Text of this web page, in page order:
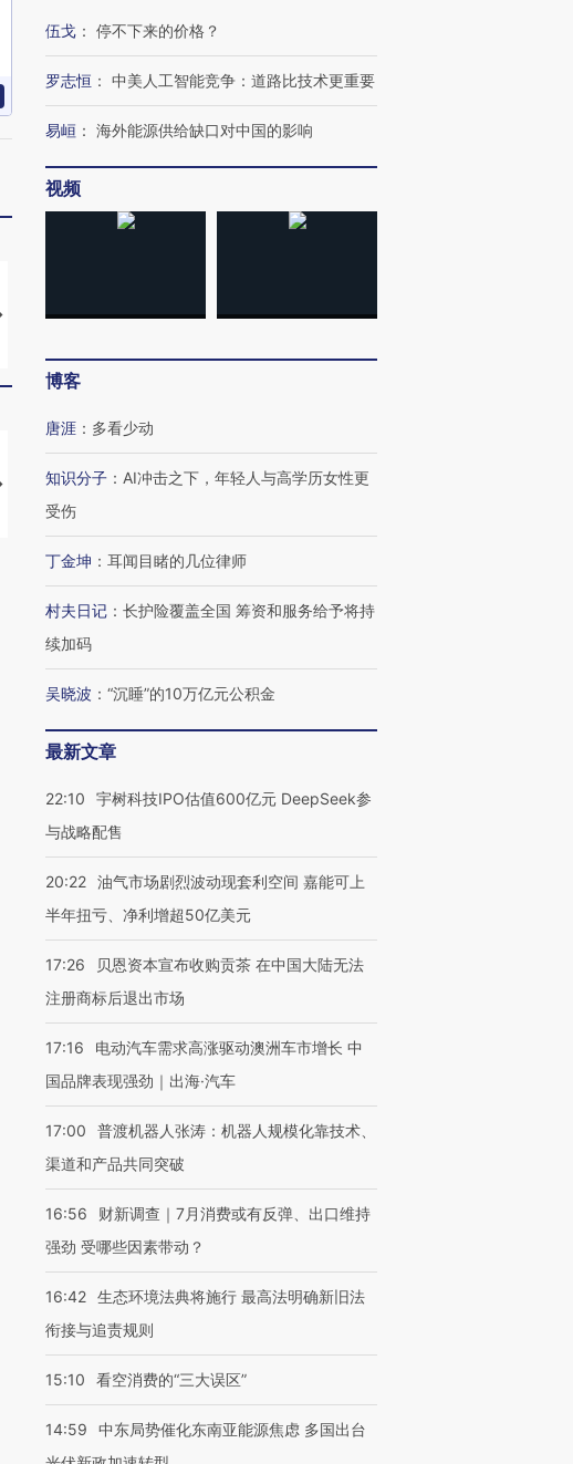
视线｜HYROX的吸金
心“花钱找虐”？
马航飞行员跨国走私7万
毒品
视线｜被称为“蟑螂”的印
育部长拱下台
【推广】走进第四届链博
会，让数智科技“链”接产
【商旅对话】华住集团
伍戈 ： 停不下来的价格？
罗志恒 ： 中美人工智能竞争：道路比技术更重要
易峘 ： 海外能源供给缺口对中国的影响
视频
博客
唐涯 ： 多看少动
知识分子 ： AI冲击之下，年轻人与高学历女性更
受伤
丁金坤 ： 耳闻目睹的几位律师
村夫日记 ： 长护险覆盖全国 筹资和服务给予将持
续加码
吴晓波 ： “沉睡”的10万亿元公积金
最新文章
22:10
宇树科技IPO估值600亿元 DeepSeek参
与战略配售
20:22 油气市场剧烈波动现套利空间 嘉能可上
半年扭亏、净利增超50亿美元
17:26
贝恩资本宣布收购贡茶 在中国大陆无法
注册商标后退出市场
17:16
电动汽车需求高涨驱动澳洲车市增长 中
国品牌表现强劲｜出海·汽车
17:00
普渡机器人张涛：机器人规模化靠技术、
渠道和产品共同突破
16:56
财新调查｜7月消费或有反弹、出口维持
强劲 受哪些因素带动？
16:42 生态环境法典将施行 最高法明确新旧法
衔接与追责规则
15:10 看空消费的“三大误区”
14:59
中东局势催化东南亚能源焦虑 多国出台